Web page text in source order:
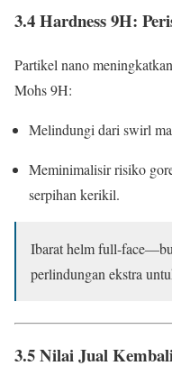
3.4 Hardness 9H:
Partikel nano
Mohs 9H:
Melindungi dari swirl
Meminimalisir risiko
serpihan kerikil.
Ibarat helm full-
perlindungan ekstra
3.5 Nilai Jual